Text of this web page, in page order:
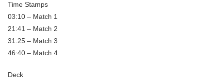
Time Stamps
03:10 – Match 1
21:41 – Match 2
31:25 – Match 3
46:40 – Match 4
Deck